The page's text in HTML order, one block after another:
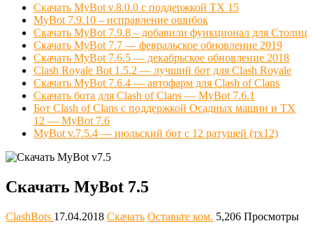
Скачать MyBot v.8.0.0 с поддержкой ТХ 15
MyBot 7.9.10 – исправление ошибок
Скачать MyBot 7.9.8 – добавили функционал для Столиц
Скачать MyBot 7.7 — февральское обновление 2019
Скачать MyBot 7.6.5 — декабрьское обновление 2018
Clash Royale Bot 1.5.2 — лучший бот для Clash Royale
Скачать MyBot 7.6.4 — автофарм для Clash of Clans
Скачать бота для Clash of Clans — MyBot 7.6.1
Бот Clash of Clans с поддержкой Осадных машин и ТХ
12 — MyBot 7.6
MyBot v.7.5.4 — июльский бот с 12 ратушей (тх12)
Скачать MyBot 7.5
ClashBots 17.04.2018 Скачать Оставьте ком. 5,206 Просмотры